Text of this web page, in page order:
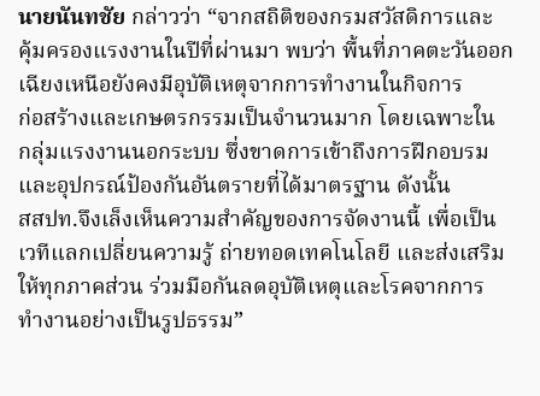
นายนันทชัย กล่าวว่า “จากสถิติของกรมสวัสดิการและ
คุ้มครองแรงงานในปีที่ผ่านมา พบว่า พื้นที่ภาคตะวันออก
เฉียงเหนือยังคงมีอุบัติเหตุจากการทำงานในกิจการ
ก่อสร้างและเกษตรกรรมเป็นจำนวนมาก โดยเฉพาะใน
กลุ่มแรงงานนอกระบบ ซึ่งขาดการเข้าถึงการฝึกอบรม
และอุปกรณ์ป้องกันอันตรายที่ได้มาตรฐาน ดังนั้น
สสปท.จึงเล็งเห็นความสำคัญของการจัดงานนี้ เพื่อเป็น
เวทีแลกเปลี่ยนความรู้ ถ่ายทอดเทคโนโลยี และส่งเสริม
ให้ทุกภาคส่วน ร่วมมือกันลดอุบัติเหตุและโรคจากการ
ทำงานอย่างเป็นรูปธรรม”